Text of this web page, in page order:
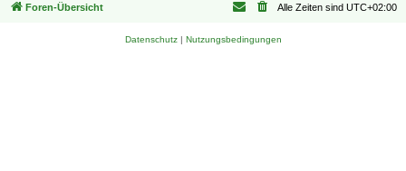
Foren-Übersicht Alle Zeiten sind UTC+02:00
Datenschutz| Nutzungsbedingungen